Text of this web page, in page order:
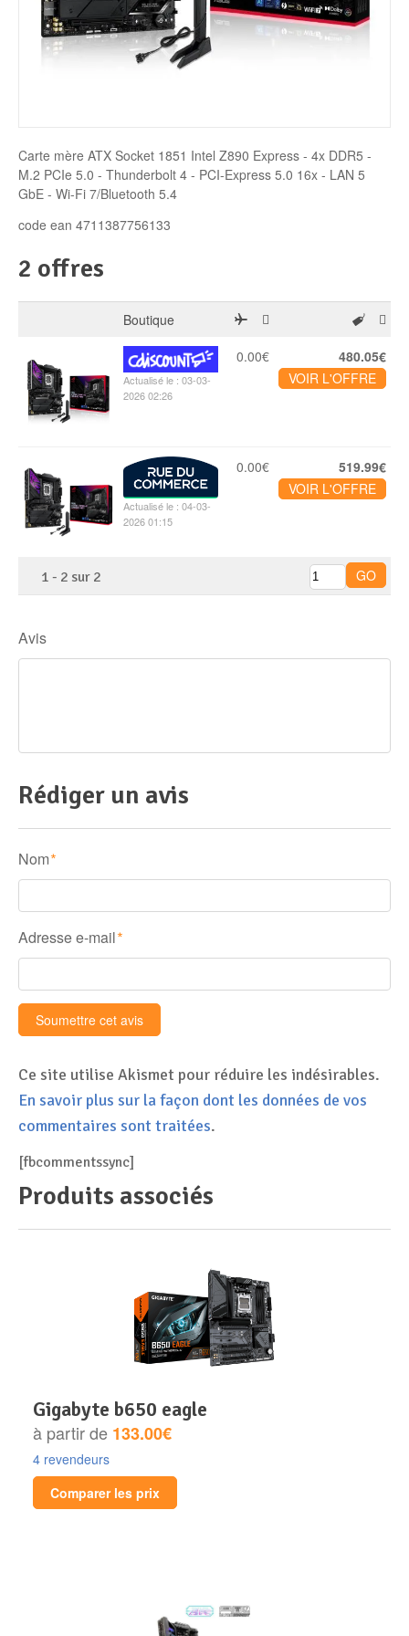
Disque SSD
Carte mère ATX Socket 1851 Intel Z890 Express - 4x DDR5 -
M.2 PCIe 5.0 - Thunderbolt 4 - PCI-Express 5.0 16x - LAN 5
GbE - Wi-Fi 7/Bluetooth 5.4
code ean 4711387756133
2 offres
Boutique
Actualisé le : 03-03-
2026 02:26
0.00€
480.05€
VOIR L'OFFRE
Actualisé le : 04-03-
2026 01:15
0.00€
519.99€
VOIR L'OFFRE
1 - 2 sur 2
Avis
Rédiger un avis
Nom *
Adresse e-mail *
Ce site utilise Akismet pour réduire les indésirables.
En savoir plus sur la façon dont les données de vos
commentaires sont traitées.
[fbcommentssync]
Produits associés
gigabyte b650 eagle
à partir de 133.00€
4 revendeurs
Comparer les prix